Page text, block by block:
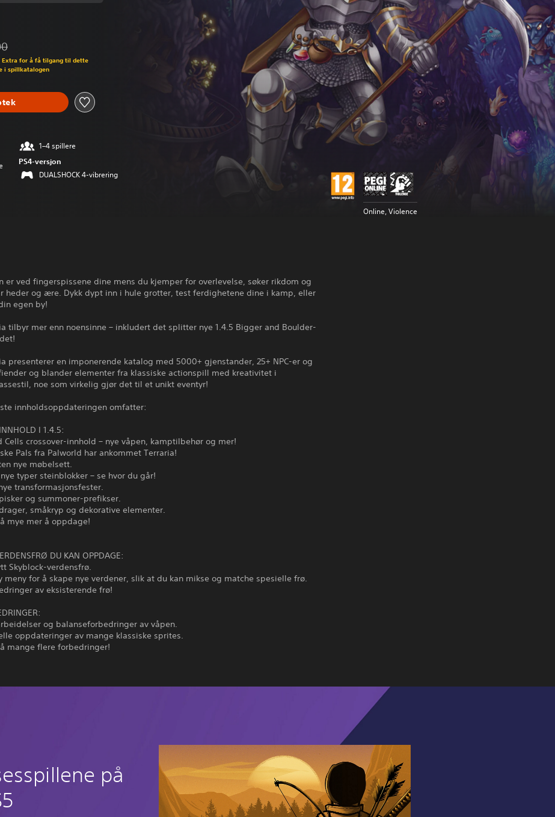
opprinnelig pris på kr 155,00
Extra for å få tilgang til dette
i spillkatalogen
1–4 spillere
PS4-versjon
DUALSHOCK 4-vibrering
Online, Violence
er ved fingerspissene dine mens du kjemper for overlevelse, søker rikdom og
heder og ære. Dykk dypt inn i hule grotter, test ferdighetene dine i kamp, eller
egen by!
tilbyr mer enn noensinne – inkludert det splitter nye 1.4.5 Bigger and Boulder-
presenterer en imponerende katalog med 5000+ gjenstander, 25+ NPC-er og
og blander elementer fra klassiske actionspill med kreativitet i
noe som virkelig gjør det til et unikt eventyr!
innholdsoppdateringen omfatter:
I 1.4.5:
Cells crossover-innhold – nye våpen, kamptilbehør og mer!
Pals fra Palworld har ankommet Terraria!
nye møbelsett.
typer steinblokker – se hvor du går!
transformasjonsfester.
og summoner-prefikser.
småkryp og dekorative elementer.
mye mer å oppdage!
DU KAN OPPDAGE:
Skyblock-verdensfrø.
meny for å skape nye verdener, slik at du kan mikse og matche spesielle frø.
av eksisterende frø!
og balanseforbedringer av våpen.
oppdateringer av mange klassiske sprites.
mange flere forbedringer!
på